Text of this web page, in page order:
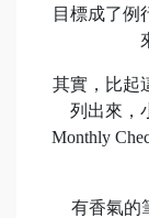
目標成了例
其實，比起
列出來，
Monthly
有香氣的